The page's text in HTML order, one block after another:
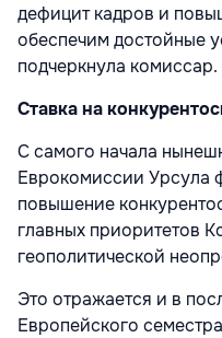
дефицит кадров и
обеспечим достойные
подчеркнула комиссар.
Ставка на
С самого начала
Еврокомиссии Урсула
повышение
главных приоритетов
геополитической
Это отражается и в
Европейского